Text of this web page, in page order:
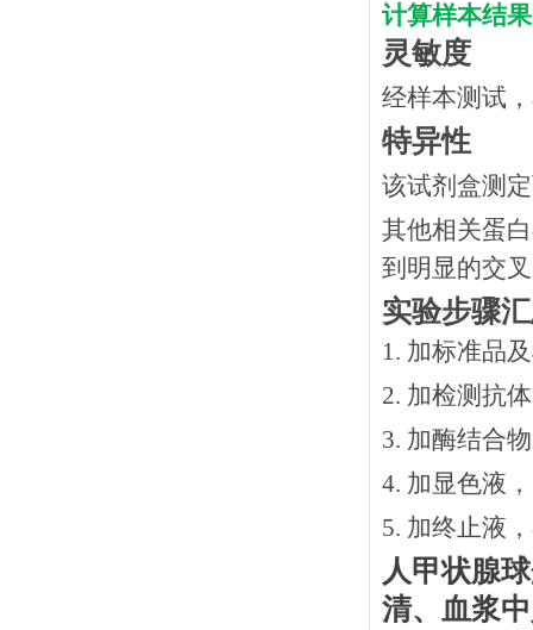
计算样本结果
灵敏度
经样本测试
特异性
该试剂盒测
其他相关蛋
到明显的交
实验步骤
1. 加标准品
2. 加检测抗
3. 加酶结合
4. 加显色液
5. 加终止液
人甲状腺
清、血浆